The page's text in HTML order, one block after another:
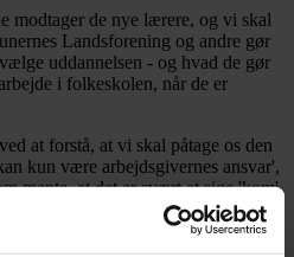
modtager de nye lærere, og vi skal
Landsforening og andre gør
uddannelsen - og hvad de gør
i folkeskolen, når de er
at forstå, at vi skal påtage os den
kun være arbejdsgivernes ansvar',
mente, at det er svært at sige 'kom'
er så presset i skolen.
længere diskussion med mange